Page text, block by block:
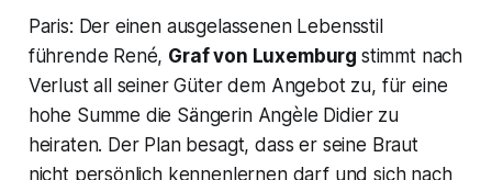
Paris: Der einen ausgelassenen Lebensstil
führende René, Graf von Luxemburg stimmt nach
Verlust all seiner Güter dem Angebot zu, für eine
hohe Summe die Sängerin Angèle Didier zu
heiraten. Der Plan besagt, dass er seine Braut
nicht persönlich kennenlernen darf und sich nach